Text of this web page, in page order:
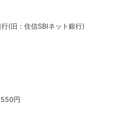
(旧：住信SBIネット銀行)
円